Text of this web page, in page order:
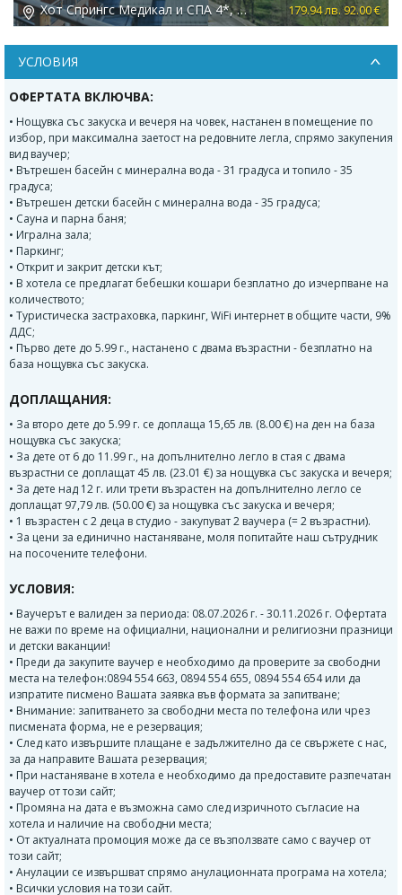
Хот Спрингс Медикал и СПА 4*, с. Баня 179.94 лв. 92.00 €
УСЛОВИЯ
ОФЕРТАТА ВКЛЮЧВА:
• Нощувка със закуска и вечеря на човек, настанен в помещение по
избор, при максимална заетост на редовните легла, спрямо закупения
вид ваучер;
• Вътрешен басейн с минерална вода - 31 градуса и топило - 35
градуса;
• Вътрешен детски басейн с минерална вода - 35 градуса;
• Сауна и парна баня;
• Игрална зала;
• Паркинг;
• Открит и закрит детски кът;
• В хотела се предлагат бебешки кошари безплатно до изчерпване на
количеството;
• Туристическа застраховка, паркинг, WiFi интернет в общите части, 9%
ДДС;
• Първо дете до 5.99 г., настанено с двама възрастни - безплатно на
база нощувка със закуска.
ДОПЛАЩАНИЯ:
• За второ дете до 5.99 г. се доплаща 15,65 лв. (8.00 €) на ден на база
нощувка със закуска;
• За дете от 6 до 11.99 г., на допълнително легло в стая с двама
възрастни се доплащат 45 лв. (23.01 €) за нощувка със закуска и вечеря;
• За дете над 12 г. или трети възрастен на допълнително легло се
доплащат 97,79 лв. (50.00 €) за нощувка със закуска и вечеря;
• 1 възрастен с 2 деца в студио - закупуват 2 ваучера (= 2 възрастни).
• За цени за единично настаняване, моля попитайте наш сътрудник
на посочените телефони.
УСЛОВИЯ:
• Ваучерът е валиден за периода: 08.07.2026 г. - 30.11.2026 г. Офертата
не важи по време на официални, национални и религиозни празници
и детски ваканции!
• Преди да закупите ваучер е необходимо да проверите за свободни
места на телефон:0894 554 663, 0894 554 655, 0894 554 654 или да
изпратите писмено Вашата заявка във формата за запитване;
• Внимание: запитването за свободни места по телефона или чрез
писмената форма, не е резервация;
• След като извършите плащане е задължително да се свържете с нас,
за да направите Вашата резервация;
• При настаняване в хотела е необходимо да предоставите разпечатан
ваучер от този сайт;
• Промяна на дата е възможна само след изричното съгласие на
хотела и наличие на свободни места;
• От актуалната промоция може да се възползвате само с ваучер от
този сайт;
• Анулации се извършват спрямо анулационната програма на хотела;
• Всички условия на този сайт.